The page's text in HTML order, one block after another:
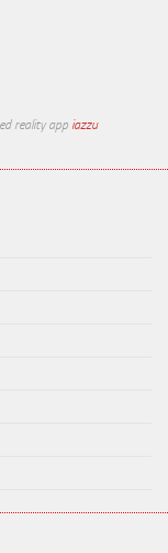
reality app iazzu